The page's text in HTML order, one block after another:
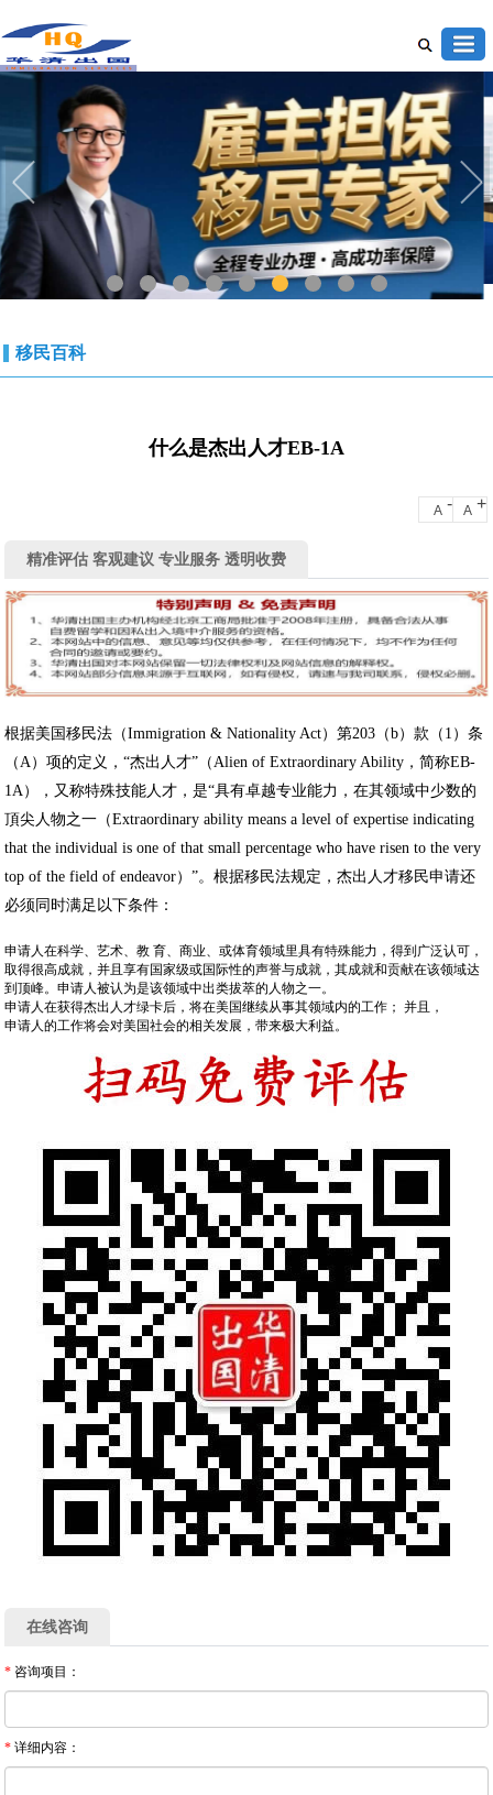
2 3 6 8 9
移民百科
什么是杰出人才EB-1A
A - A +
精准评估 客观建议 专业服务 透明收费
根据美国移民法（Immigration & Nationality Act）第203（b）款（1）条
（A）项的定义，“杰出人才”（Alien of Extraordinary Ability，简称EB-
1A），又称特殊技能人才，是“具有卓越专业能力，在其领域中少数的
頂尖人物之一（Extraordinary ability means a level of expertise indicating
that the individual is one of that small percentage who have risen to the very
top of the field of endeavor）”。根据移民法规定，杰出人才移民申请还
必须同时满足以下条件：
申请人在科学、艺术、教 育、商业、或体育领域里具有特殊能力，得到广泛认可，
取得很高成就，并且享有国家级或国际性的声誉与成就，其成就和贡献在该领域达
到顶峰。申请人被认为是该领域中出类拔萃的人物之一。
申请人在获得杰出人才绿卡后，将在美国继续从事其领域内的工作； 并且，
申请人的工作将会对美国社会的相关发展，带来极大利益。
在线咨询
* 咨询项目：
* 详细内容：